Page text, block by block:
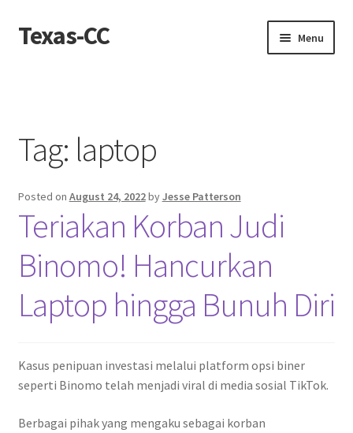
Skip
to
Skip
to
Texas-CC Menu
Contact Us
Contact us
Privacy Policy
Tag: laptop
Posted on August 24, 2022byJesse Patterson
Teriakan Korban Judi
Binomo! Hancurkan
Laptop hingga Bunuh Diri
Kasus penipuan investasi melalui platform opsi biner
seperti Binomo telah menjadi viral di media sosial TikTok.
Berbagai pihak yang mengaku sebagai korban